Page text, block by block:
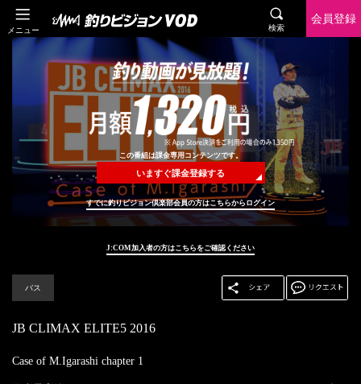
メニュー 検索
会員登録
この番組は課金専用コンテンツです。
いますぐ課金登録する
すでに釣りビジョン倶楽部会員の方はこちらからログイン
J:COM加入者の方はこちらをご確認ください
バス
JB CLIMAX ELITE5 2016
Case of M.Igarashi chapter 1